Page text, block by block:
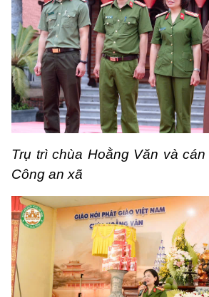
Trụ trì chùa Hoằng Văn và
Công an xã